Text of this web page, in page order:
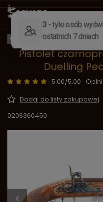
OKAZJA
Pistolet
Duelling
5.00/5.00
Dodaj do listy zakupowej
020S360450